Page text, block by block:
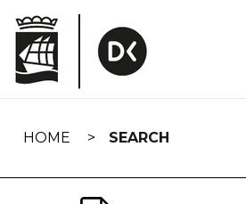
navigation
HOME SEARCH